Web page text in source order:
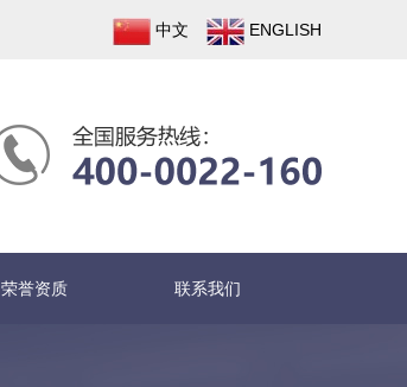
中文 ENGLISH
荣誉资质 联系我们